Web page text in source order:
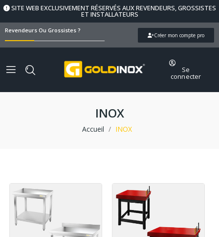
SITE WEB EXCLUSIVEMENT RÉSERVÉS AUX REVENDEURS, GROSSISTES
ET INSTALLATEURS
Revendeurs Ou Grossistes ?
Créer mon compte pro
Se
connecter
INOX
Accueil INOX